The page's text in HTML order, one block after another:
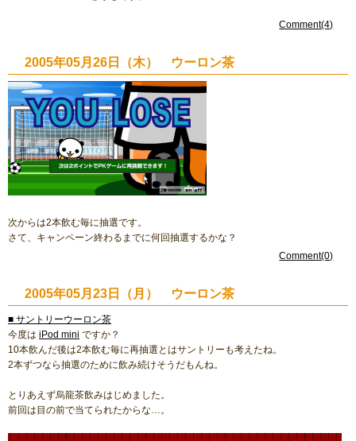
Comment(4)
2005年05月26日（木） ウーロン茶
次からは2本飲む毎に抽選です。
さて、キャンペーン終わるまでに何回抽選するかな？
Comment(0)
2005年05月23日（月） ウーロン茶
■ サントリーウーロン茶
今度は iPod mini ですか？
10本飲んだ後は2本飲む毎に再抽選とはサントリーも考えたね。
2本ずつなら抽選のために飲み続けそうだもんね。
とりあえず烏龍茶飲みはじめました。
前回は目の前で当てられたからな…。